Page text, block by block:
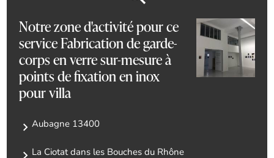
Notre zone d'activité pour ce
service Fabrication de garde-
corps en verre sur-mesure à
points de fixation en inox
pour villa
Aubagne 13400
La Ciotat dans les Bouches du Rhône